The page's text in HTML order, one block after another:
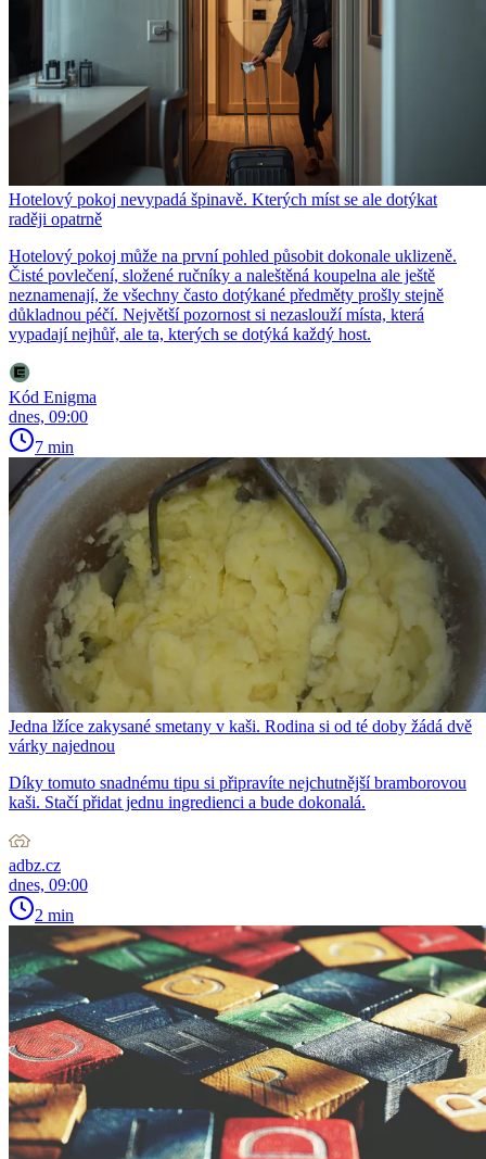
Hotelový pokoj nevypadá špinavě. Kterých míst se ale dotýkat
raději opatrně
Hotelový pokoj může na první pohled působit dokonale uklizeně.
Čisté povlečení, složené ručníky a naleštěná koupelna ale ještě
neznamenají, že všechny často dotýkané předměty prošly stejně
důkladnou péčí. Největší pozornost si nezaslouží místa, která
vypadají nejhůř, ale ta, kterých se dotýká každý host.
Kód Enigma
dnes, 09:00
7 min
Jedna lžíce zakysané smetany v kaši. Rodina si od té doby žádá dvě
várky najednou
Díky tomuto snadnému tipu si připravíte nejchutnější bramborovou
kaši. Stačí přidat jednu ingredienci a bude dokonalá.
adbz.cz
dnes, 09:00
2 min